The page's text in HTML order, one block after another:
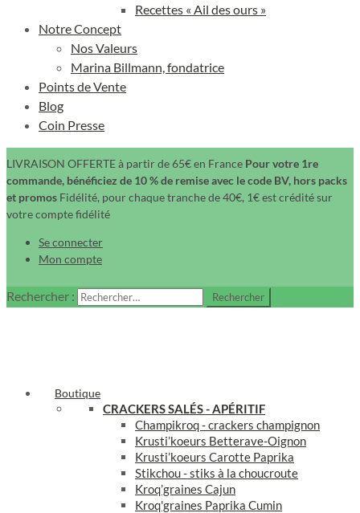
Recettes « Ail des ours »
Notre Concept
Nos Valeurs
Marina Billmann, fondatrice
Points de Vente
Blog
Coin Presse
LIVRAISON OFFERTE à partir de 65€ en France Pour votre 1re
commande, bénéficiez de 10 % de remise avec le code BV, hors packs
et promos Fidélité, pour chaque tranche de 40€, 1€ est crédité sur
votre compte fidélité
Se connecter
Mon compte
Rechercher :
Boutique
CRACKERS SALÉS - APÉRITIF
Champikroq - crackers champignon
Krusti’koeurs Betterave-Oignon
Krusti’koeurs Carotte Paprika
Stikchou - stiks à la choucroute
Kroq’graines Cajun
Kroq'graines Paprika Cumin